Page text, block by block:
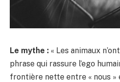
Le mythe : « Les animaux
phrase qui rassure l’ego
frontière nette entre « nous »